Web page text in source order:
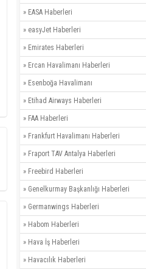
» EASA Haberleri
» easyJet Haberleri
» Emirates Haberleri
» Ercan Havalimanı Haberleri
» Esenboğa Havalimanı
» Etihad Airways Haberleri
» FAA Haberleri
» Frankfurt Havalimanı Haberleri
» Fraport TAV Antalya Haberleri
» Freebird Haberleri
» Genelkurmay Başkanlığı Haberleri
» Germanwings Haberleri
» Habom Haberleri
» Hava İş Haberleri
» Havacılık Haberleri